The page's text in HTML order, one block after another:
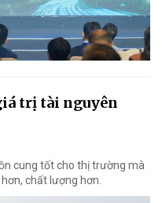
trị tài nguyên
cung tốt cho thị trường mà
chất lượng hơn.